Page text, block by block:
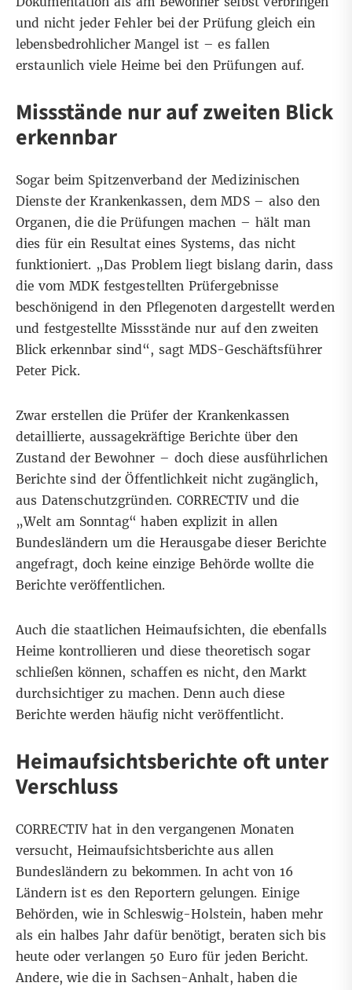
und nicht jeder Fehler bei der Prüfung gleich ein
lebensbedrohlicher Mangel ist – es fallen
erstaunlich viele Heime bei den Prüfungen auf.
Missstände nur auf zweiten Blick
erkennbar
Sogar beim Spitzenverband der Medizinischen
Dienste der Krankenkassen, dem MDS – also den
Organen, die die Prüfungen machen – hält man
dies für ein Resultat eines Systems, das nicht
funktioniert. „Das Problem liegt bislang darin, dass
die vom MDK festgestellten Prüfergebnisse
beschönigend in den Pflegenoten dargestellt werden
und festgestellte Missstände nur auf den zweiten
Blick erkennbar sind“, sagt MDS-Geschäftsführer
Peter Pick.
Zwar erstellen die Prüfer der Krankenkassen
detaillierte, aussagekräftige Berichte über den
Zustand der Bewohner – doch diese ausführlichen
Berichte sind der Öffentlichkeit nicht zugänglich,
aus Datenschutzgründen. CORRECTIV und die
„Welt am Sonntag“ haben explizit in allen
Bundesländern um die Herausgabe dieser Berichte
angefragt, doch keine einzige Behörde wollte die
Berichte veröffentlichen.
Auch die staatlichen Heimaufsichten, die ebenfalls
Heime kontrollieren und diese theoretisch sogar
schließen können, schaffen es nicht, den Markt
durchsichtiger zu machen. Denn auch diese
Berichte werden häufig nicht veröffentlicht.
Heimaufsichtsberichte oft unter
Verschluss
CORRECTIV hat in den vergangenen Monaten
versucht, Heimaufsichtsberichte aus allen
Bundesländern zu bekommen. In acht von 16
Ländern ist es den Reportern gelungen. Einige
Behörden, wie in Schleswig-Holstein, haben mehr
als ein halbes Jahr dafür benötigt, beraten sich bis
heute oder verlangen 50 Euro für jeden Bericht.
Andere, wie die in Sachsen-Anhalt, haben die